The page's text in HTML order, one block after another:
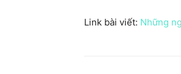
Link bài viết: Những